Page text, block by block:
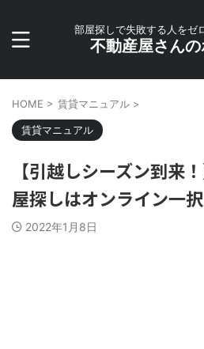
部屋探しで失敗する人をゼ
不動産屋さんの
HOME > 賃貸マニュアル >
賃貸マニュアル
【引越しシーズン到来
屋探しはオンライン一
2022年1月8日